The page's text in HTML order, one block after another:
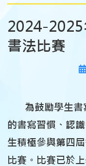
2024-2025
書法比賽
為鼓勵學生
的書寫習慣、認
生積極參與第四
比賽。比賽已於